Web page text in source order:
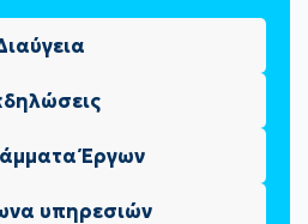
Έργων
υπηρεσιών